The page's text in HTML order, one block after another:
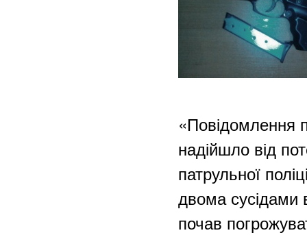
«Повідомлення
надійшло від
патрульної
двома сусідами
почав